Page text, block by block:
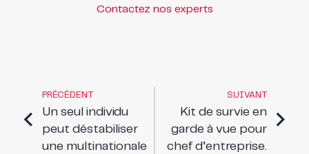
Contactez nos experts
PRÉCÉDENT
Un seul individu
peut déstabiliser
une multinationale
SUIVANT
Kit de survie en
garde à vue pour
chef d’entreprise.